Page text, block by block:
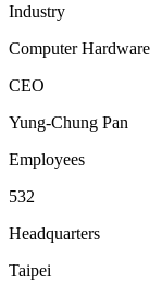
Industry
Computer Hardware
CEO
Yung-Chung Pan
Employees
532
Headquarters
Taipei